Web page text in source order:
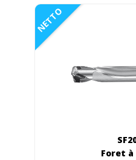
NETTO
Foret